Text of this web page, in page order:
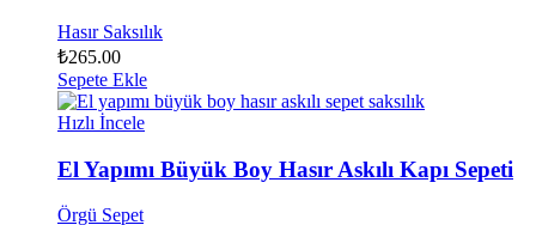
Hasır Saksılık
₺265.00
Sepete Ekle
Hızlı İncele
El Yapımı Büyük Boy Hasır Askılı Kapı Sepeti
Örgü Sepet